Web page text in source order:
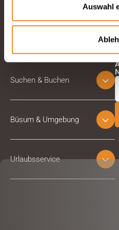
Auswahl
Suchen & Buchen
Büsum & Umgebung
Urlaubsservice